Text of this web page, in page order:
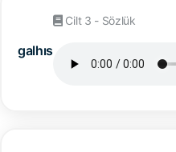
galhıs
Cilt 3 - Sözlük